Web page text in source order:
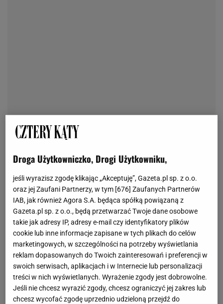
Droga Użytkowniczko, Drogi Użytkowniku,
jeśli wyrazisz zgodę klikając „Akceptuję”, Gazeta.pl sp. z o.o.
oraz jej Zaufani Partnerzy, w tym [ 676 ] Zaufanych Partnerów
IAB, jak również Agora S.A. będąca spółką powiązaną z
Gazeta.pl sp. z o.o., będą przetwarzać Twoje dane osobowe
takie jak adresy IP, adresy e-mail czy identyfikatory plików
cookie lub inne informacje zapisane w tych plikach do celów
marketingowych, w szczególności na potrzeby wyświetlania
reklam dopasowanych do Twoich zainteresowań i preferencji w
swoich serwisach, aplikacjach i w Internecie lub personalizacji
treści w nich wyświetlanych. Wyrażenie zgody jest dobrowolne.
Jeśli nie chcesz wyrazić zgody, chcesz ograniczyć jej zakres lub
chcesz wycofać zgodę uprzednio udzieloną przejdź do